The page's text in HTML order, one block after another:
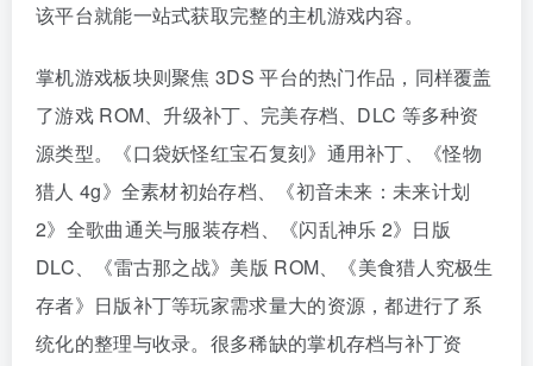
该平台就能一站式获取完整的主机游戏内容。
掌机游戏板块则聚焦 3DS 平台的热门作品，同样覆盖
了游戏 ROM、升级补丁、完美存档、DLC 等多种资
源类型。《口袋妖怪红宝石复刻》通用补丁、《怪物
猎人 4g》全素材初始存档、《初音未来：未来计划
2》全歌曲通关与服装存档、《闪乱神乐 2》日版
DLC、《雷古那之战》美版 ROM、《美食猎人究极生
存者》日版补丁等玩家需求量大的资源，都进行了系
统化的整理与收录。很多稀缺的掌机存档与补丁资